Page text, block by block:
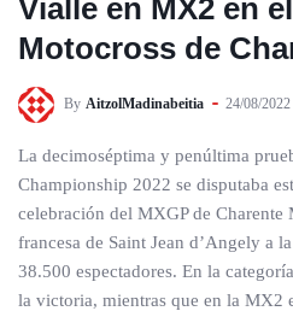
Vialle en MX2 en
Motocross de
By AitzolMadinabeitia 24/08/2022
La decimoséptima y penúltima
Championship 2022 se disputaba
celebración del MXGP de Charente
francesa de Saint Jean d’Angely a
38.500 espectadores. En la
la victoria, mientras que en la MX2